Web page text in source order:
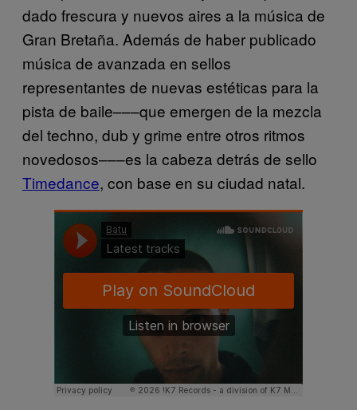
dado frescura y nuevos aires a la música de
Gran Bretaña. Además de haber publicado
música de avanzada en sellos
representantes de nuevas estéticas para la
pista de baile–––que emergen de la mezcla
del techno, dub y grime entre otros ritmos
novedosos–––es la cabeza detrás de sello
Timedance, con base en su ciudad natal.